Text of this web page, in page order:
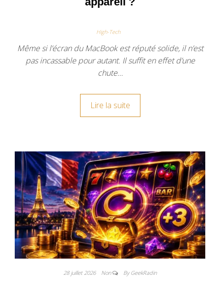
High-Tech
Même si l’écran du MacBook est réputé solide, il n’est
pas incassable pour autant. Il suffit en effet d’une
chute…
Lire la suite
28 juillet 2026 Non By GeekRadin